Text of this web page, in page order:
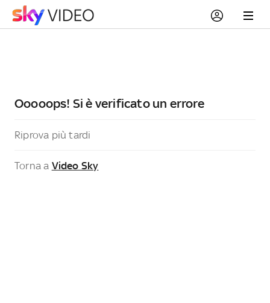
Ooooops! Si è verificato un errore
Riprova più tardi
Torna a Video Sky